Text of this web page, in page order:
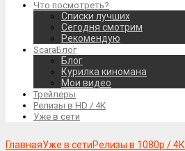
Что посмотреть?
Списки лучших
Сегодня смотрим
Рекомендую
ScaraБлог
Блог
Курилка киномана
Мои видео
Трейлеры
Релизы в HD / 4К
Уже в сети
ГлавнаяУже в сетиРелизы в 1080р / 4К